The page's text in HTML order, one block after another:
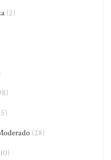
(2)
(28)